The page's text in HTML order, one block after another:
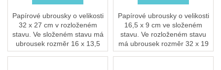
Papírové ubrousky o velikosti
32 x 27 cm v rozloženém
stavu. Ve složeném stavu má
ubrousek rozměr 16 x 13,5
cm. Balení obsahuje 20 kusů
Papírové ubrousky o velikosti
16,5 x 9 cm ve složeném
stavu. Ve rozloženém stavu
má ubrousek rozměr 32 x 19
cm. Balení obsahuje 20 kusů